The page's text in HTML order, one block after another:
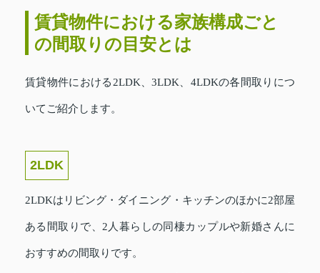
賃貸物件における家族構成ごと
の間取りの目安とは
賃貸物件における2LDK、3LDK、4LDKの各間取りにつ
いてご紹介します。
2LDK
2LDKはリビング・ダイニング・キッチンのほかに2部屋
ある間取りで、2人暮らしの同棲カップルや新婚さんに
おすすめの間取りです。